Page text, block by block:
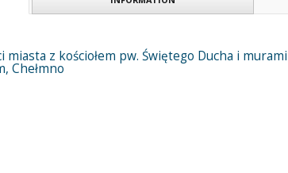
miasta z kościołem pw. Świętego Ducha i
Chełmno